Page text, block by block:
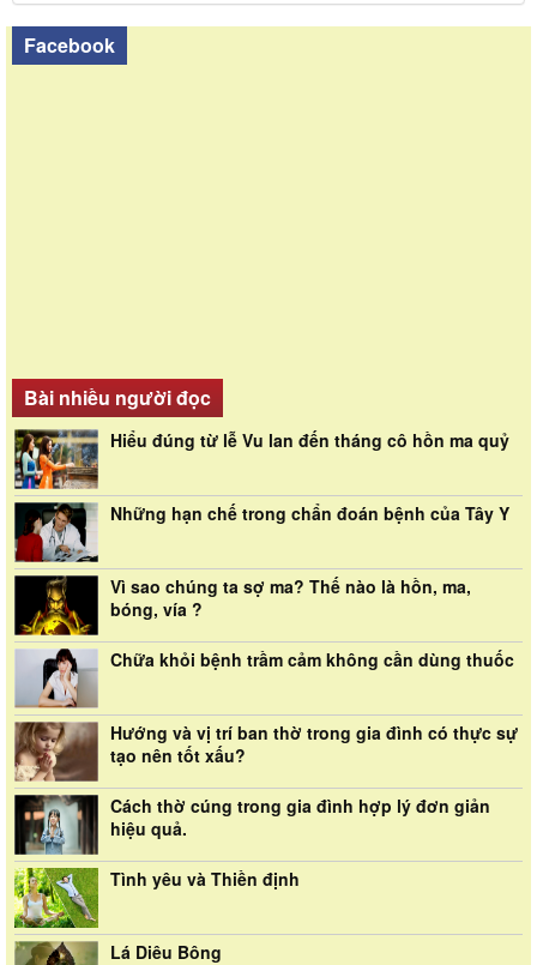
Facebook
Bài nhiều người đọc
Hiểu đúng từ lễ Vu lan đến tháng cô hồn ma quỷ
Những hạn chế trong chẩn đoán bệnh của Tây Y
Vì sao chúng ta sợ ma? Thế nào là hồn, ma,
bóng, vía ?
Chữa khỏi bệnh trầm cảm không cần dùng thuốc
Hướng và vị trí ban thờ trong gia đình có thực sự
tạo nên tốt xấu?
Cách thờ cúng trong gia đình hợp lý đơn giản
hiệu quả.
Tình yêu và Thiền định
Lá Diêu Bông